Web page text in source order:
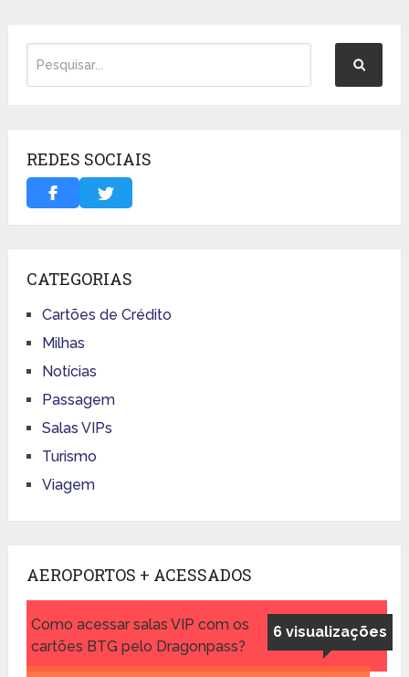
REDES SOCIAIS
CATEGORIAS
Cartões de Crédito
Milhas
Notícias
Passagem
Salas VIPs
Turismo
Viagem
AEROPORTOS + ACESSADOS
6 visualizações
Como acessar salas VIP com os
cartões BTG pelo Dragonpass?